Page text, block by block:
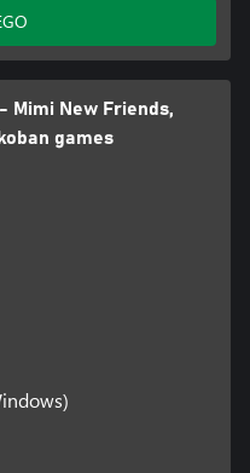
Mimi New Friends,
games